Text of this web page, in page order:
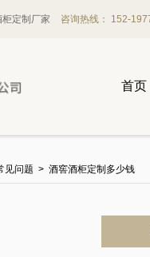
定制厂家 咨询热线： 152-
首页
见问题 > 酒窖酒柜定制多少钱